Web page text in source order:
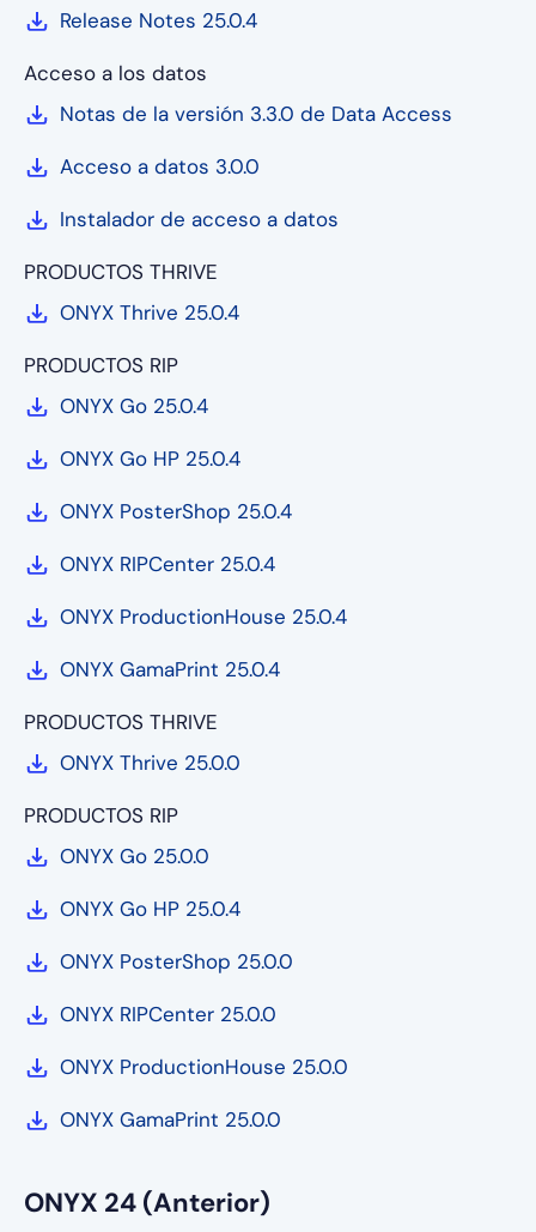
Release Notes 25.0.4
Acceso a los datos
Notas de la versión 3.3.0 de Data Access
Acceso a datos 3.0.0
Instalador de acceso a datos
PRODUCTOS THRIVE
ONYX Thrive 25.0.4
PRODUCTOS RIP
ONYX Go 25.0.4
ONYX Go HP 25.0.4
ONYX PosterShop 25.0.4
ONYX RIPCenter 25.0.4
ONYX ProductionHouse 25.0.4
ONYX GamaPrint 25.0.4
PRODUCTOS THRIVE
ONYX Thrive 25.0.0
PRODUCTOS RIP
ONYX Go 25.0.0
ONYX Go HP 25.0.4
ONYX PosterShop 25.0.0
ONYX RIPCenter 25.0.0
ONYX ProductionHouse 25.0.0
ONYX GamaPrint 25.0.0
ONYX 24 (Anterior)